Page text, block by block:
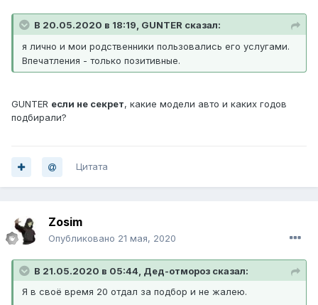
В 20.05.2020 в 18:19, GUNTER сказал:
я лично и мои родственники пользовались его услугами.
Впечатления - только позитивные.
GUNTER если не секрет, какие модели авто и каких годов
подбирали?
Цитата
Zosim
Опубликовано 21 мая, 2020
В 21.05.2020 в 05:44, Дед-отмороз сказал:
Я в своё время 20 отдал за подбор и не жалею.